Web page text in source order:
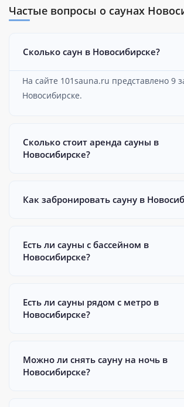
Частые вопросы о саунах
Сколько саун в Новосибирске?
На сайте 101sauna.ru представлено 9
Новосибирске.
Сколько стоит аренда сауны в
Новосибирске?
Как забронировать сауну в
Есть ли сауны с бассейном в
Новосибирске?
Есть ли сауны рядом с метро в
Новосибирске?
Можно ли снять сауну на ночь в
Новосибирске?